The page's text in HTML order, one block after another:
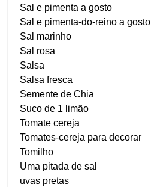
Sal e pimenta a gosto
Sal e pimenta-do-reino a gosto
Sal marinho
Sal rosa
Salsa
Salsa fresca
Semente de Chia
Suco de 1 limão
Tomate cereja
Tomates-cereja para decorar
Tomilho
Uma pitada de sal
uvas pretas